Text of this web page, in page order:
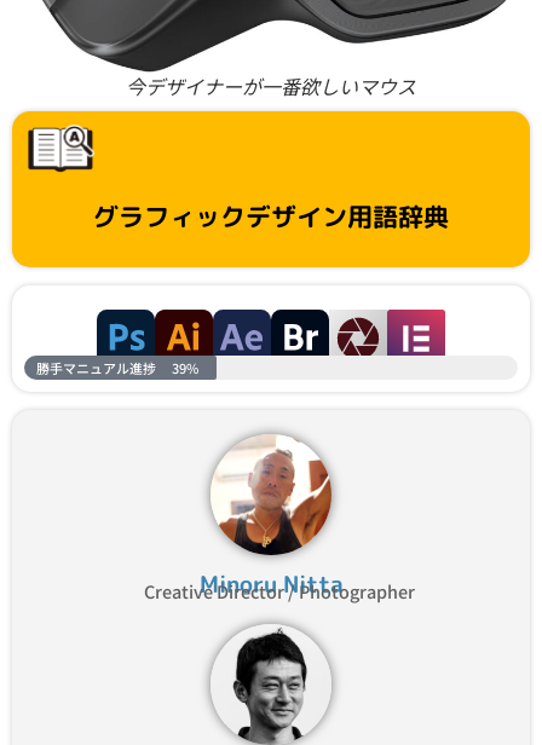
今デザイナーが一番欲しいマウス
グラフィックデザイン用語辞典
勝手マニュアル進捗 39%
Minoru Nitta
Creative Director / Photographer